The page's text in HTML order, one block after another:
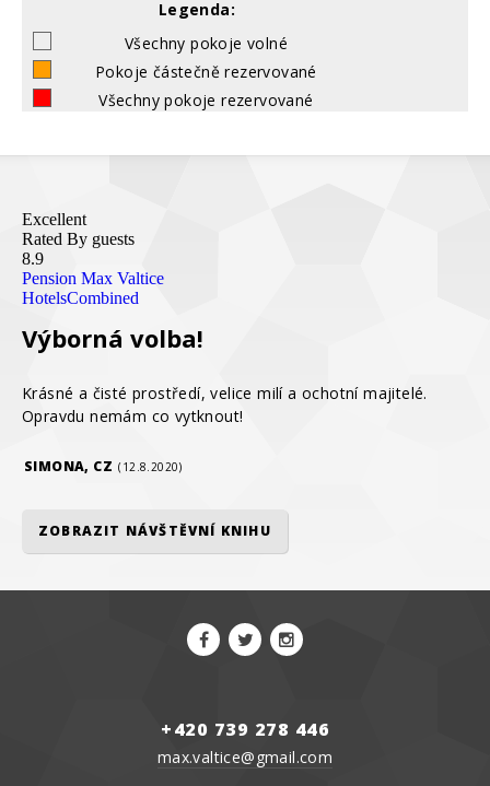
Legenda:
Všechny pokoje volné
Pokoje částečně rezervované
Všechny pokoje rezervované
Excellent
Rated By guests
8.9
Pension Max Valtice
HotelsCombined
Výborná volba!
Krásné a čisté prostředí, velice milí a ochotní majitelé.
Opravdu nemám co vytknout!
SIMONA, CZ (12.8.2020)
ZOBRAZIT NÁVŠTĚVNÍ KNIHU
+420 739 278 446
max.valtice@gmail.com